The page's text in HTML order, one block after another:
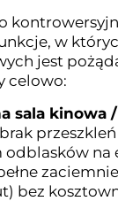
w
jest
celowo:
sala kinowa
na
bez